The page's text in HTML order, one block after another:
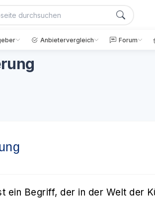
Anbietervergleich Forum
ein Begriff, der in der Welt der